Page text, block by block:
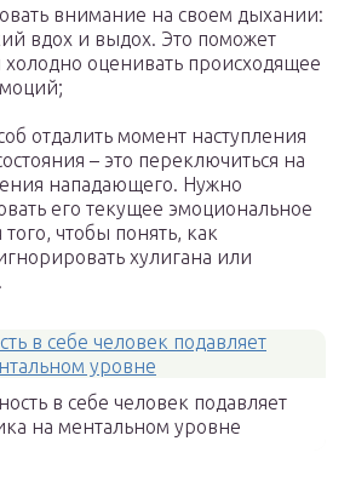
внимание на своем дыхании:
вдох и выдох. Это поможет
холодно оценивать происходящее
отдалить момент наступления
– это переключиться на
нападающего. Нужно
его текущее эмоциональное
того, чтобы понять, как
хулигана или
в себе человек подавляет
на ментальном уровне